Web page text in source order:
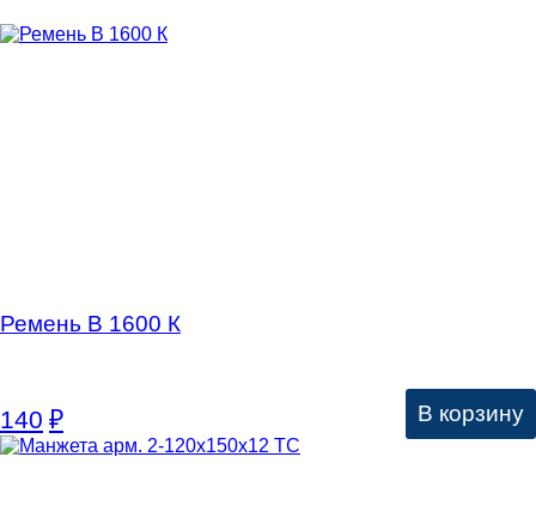
Ремень В 1600 К
140 ₽ В корзину